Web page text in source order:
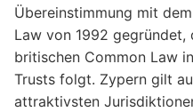
Übereinstimmung mit
Law von 1992 gegründet,
britischen Common Law
Trusts folgt. Zypern gilt
attraktivsten